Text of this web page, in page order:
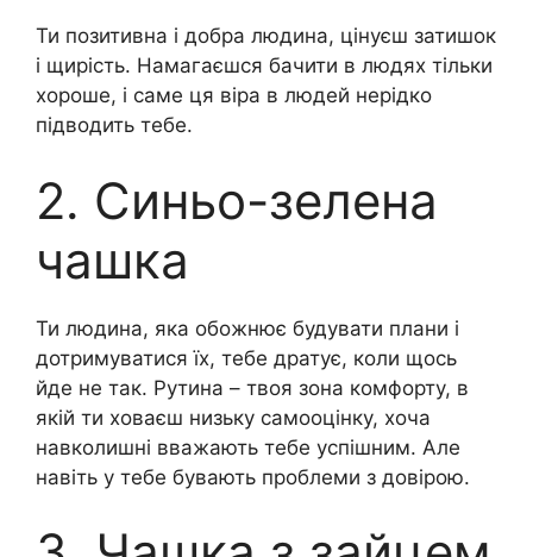
Ти позитивна і добра людина, цінуєш затишок
і щирість. Намагаєшся бачити в людях тільки
хороше, і саме ця віра в людей нерідко
підводить тебе.
2. Синьо-зелена
чашка
Ти людина, яка обожнює будувати плани і
дотримуватися їх, тебе дратує, коли щось
йде не так. Рутина – твоя зона комфорту, в
якій ти ховаєш низьку самооцінку, хоча
навколишні вважають тебе успішним. Але
навіть у тебе бувають проблеми з довірою.